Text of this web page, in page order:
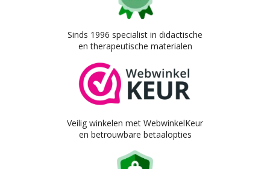
Sinds 1996 specialist in didactische
en therapeutische materialen
Veilig winkelen met WebwinkelKeur
en betrouwbare betaalopties